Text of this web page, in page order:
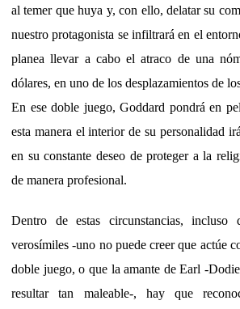
al temer que huya y, con ello, delatar su
nuestro protagonista se infiltrará en el
planea llevar a cabo el atraco de una
dólares, en uno de los desplazamientos de
En ese doble juego, Goddard pondrá en
esta manera el interior de su personalidad
en su constante deseo de proteger a la
de manera profesional.
Dentro de estas circunstancias, incluso
verosímiles -uno no puede creer que actúe
doble juego, o que la amante de Earl -
resultar tan maleable-, hay que